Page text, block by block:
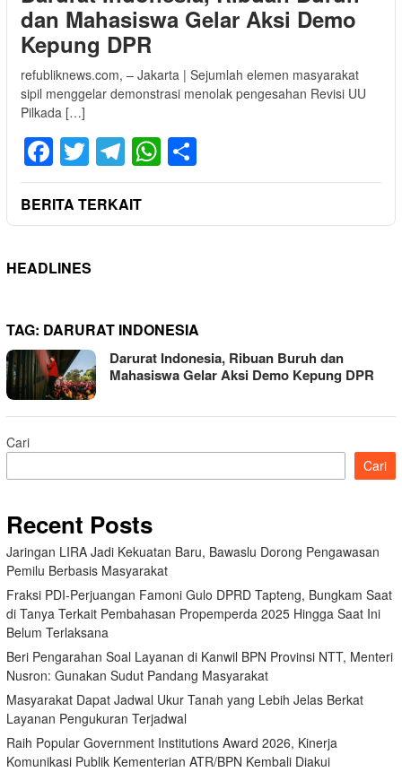
dan Mahasiswa Gelar Aksi Demo
Kepung DPR
refubliknews.com, – Jakarta | Sejumlah elemen masyarakat
sipil menggelar demonstrasi menolak pengesahan Revisi UU
Pilkada […]
Facebook
Twitter
Telegram
WhatsApp
BERITA TERKAIT
HEADLINES
TAG: DARURAT INDONESIA
Darurat Indonesia, Ribuan Buruh dan
Mahasiswa Gelar Aksi Demo Kepung DPR
Cari
Cari
Recent Posts
Jaringan LIRA Jadi Kekuatan Baru, Bawaslu Dorong Pengawasan
Pemilu Berbasis Masyarakat
Fraksi PDI-Perjuangan Famoni Gulo DPRD Tapteng, Bungkam Saat
di Tanya Terkait Pembahasan Propemperda 2025 Hingga Saat Ini
Belum Terlaksana
Beri Pengarahan Soal Layanan di Kanwil BPN Provinsi NTT, Menteri
Nusron: Gunakan Sudut Pandang Masyarakat
Masyarakat Dapat Jadwal Ukur Tanah yang Lebih Jelas Berkat
Layanan Pengukuran Terjadwal
Raih Popular Government Institutions Award 2026, Kinerja
Komunikasi Publik Kementerian ATR/BPN Kembali Diakui